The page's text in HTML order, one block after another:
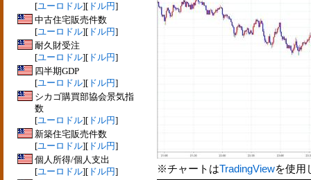
[ユーロドル][ ドル円]
中古住宅販売件数
[ユーロドル][ ドル円]
耐久財受注
[ユーロドル][ ドル円]
四半期GDP
[ユーロドル][ ドル円]
シカゴ購買部協会景気指
数
[ユーロドル][ ドル円]
新築住宅販売件数
[ユーロドル][ ドル円]
個人所得/個人支出
[ユーロドル][ ドル円]
※チャートはTradingViewを使用